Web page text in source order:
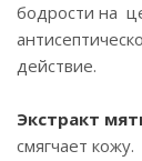
бодрости на
действие.
Экстракт
смягчает кожу.